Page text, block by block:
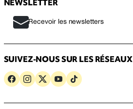
NEWSLETTER
Recevoir les newsletters
SUIVEZ-NOUS SUR LES RÉSEAUX